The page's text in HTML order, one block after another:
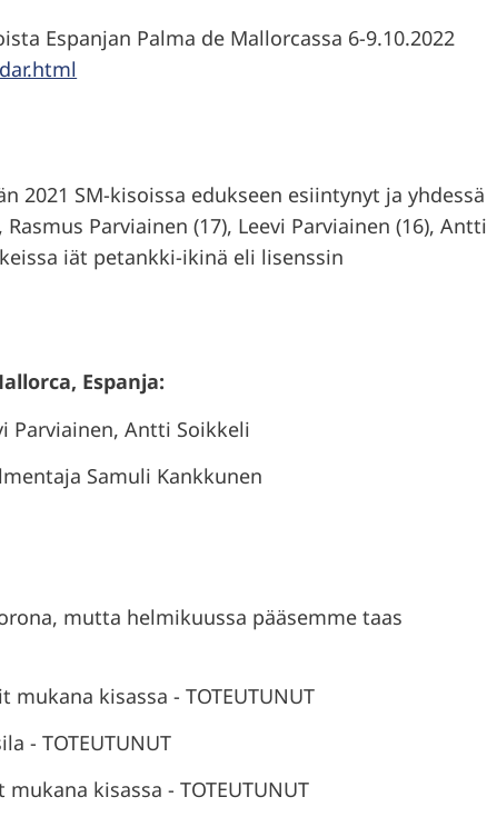
Espanjan Palma de Mallorcassa 6-9.10.2022
2021 SM-kisoissa edukseen esiintynyt ja yhdessä
Parviainen (17), Leevi Parviainen (16), Antti
iät petankki-ikinä eli lisenssin
Espanja:
Parviainen, Antti Soikkeli
Samuli Kankkunen
mutta helmikuussa pääsemme taas
kisassa - TOTEUTUNUT
- TOTEUTUNUT
kisassa - TOTEUTUNUT